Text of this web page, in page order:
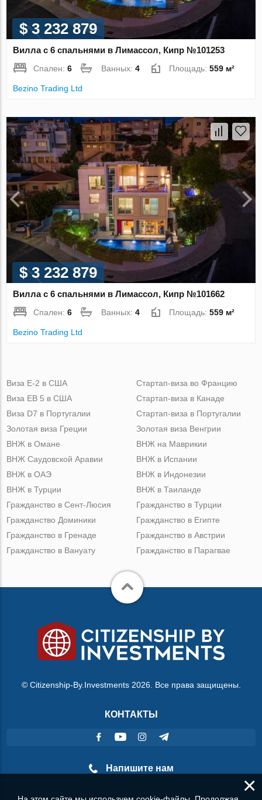
$ 3 232 879
Вилла с 6 спальнями в Лимассол, Кипр №101253
Спален:6 Ванных:4 Площадь:559 м²
Bezino Trading Ltd
$ 3 232 879
Вилла с 6 спальнями в Лимассол, Кипр №101662
Спален:6 Ванных:4 Площадь:559 м²
Bezino Trading Ltd
Виза Е-2 в США
Виза ЕВ 5 в США
Виза D7 в Португалии
Золотая виза Греции
Стартап-виза во Францию
Стартап-виза в Канаде
Стартап-виза в Португалии
Золотая виза Венгрии
ВНЖ в Омане
ВНЖ Саудовской Аравии
ВНЖ в ОАЭ
ВНЖ в Турции
ВНЖ на Маврикии
ВНЖ в Испании
ВНЖ в Индонезии
ВНЖ в Таиланде
Гражданство в Сент-Люсия
Гражданство Доминики
Гражданство в Гренаде
Гражданство в Вануату
Гражданство в Турции
Гражданство в Египте
Гражданство в Австрии
Гражданство в Парагвае
© Citizenship-By.Investments 2026. Все права защищены.
КОНТАКТЫ
Напишите нам
×